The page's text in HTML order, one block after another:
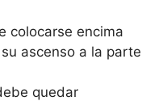
colocarse encima
ascenso a la parte
quedar